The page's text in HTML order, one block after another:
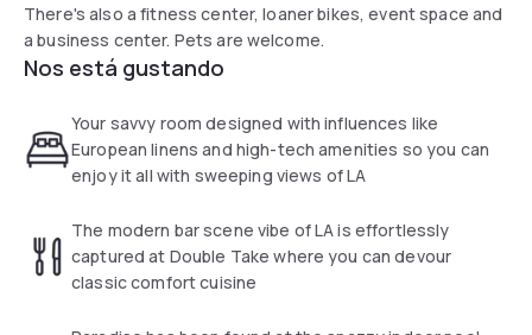
There's also a fitness center, loaner bikes, event space and
a business center. Pets are welcome.
Nos está gustando
Your savvy room designed with influences like
European linens and high-tech amenities so you can
enjoy it all with sweeping views of LA
The modern bar scene vibe of LA is effortlessly
captured at Double Take where you can devour
classic comfort cuisine